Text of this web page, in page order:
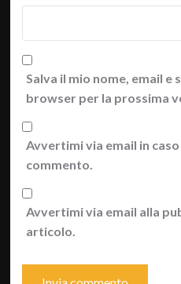
Salva il mio nome, email e
browser per la prossima
Avvertimi via email in
commento.
Avvertimi via email alla
articolo.